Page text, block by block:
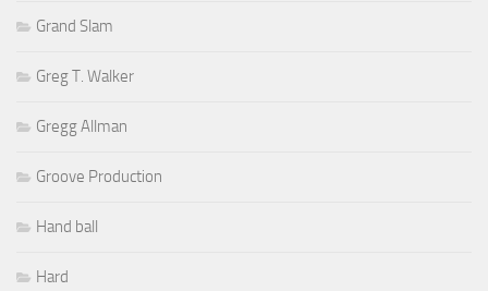
Grand Slam
Greg T. Walker
Gregg Allman
Groove Production
Hand ball
Hard